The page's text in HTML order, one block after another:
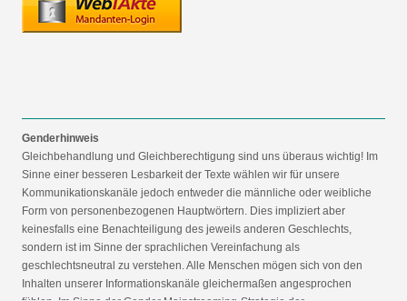
Genderhinweis
Gleichbehandlung und Gleichberechtigung sind uns überaus wichtig! Im
Sinne einer besseren Lesbarkeit der Texte wählen wir für unsere
Kommunikationskanäle jedoch entweder die männliche oder weibliche
Form von personenbezogenen Hauptwörtern. Dies impliziert aber
keinesfalls eine Benachteiligung des jeweils anderen Geschlechts,
sondern ist im Sinne der sprachlichen Vereinfachung als
geschlechtsneutral zu verstehen. Alle Menschen mögen sich von den
Inhalten unserer Informationskanäle gleichermaßen angesprochen